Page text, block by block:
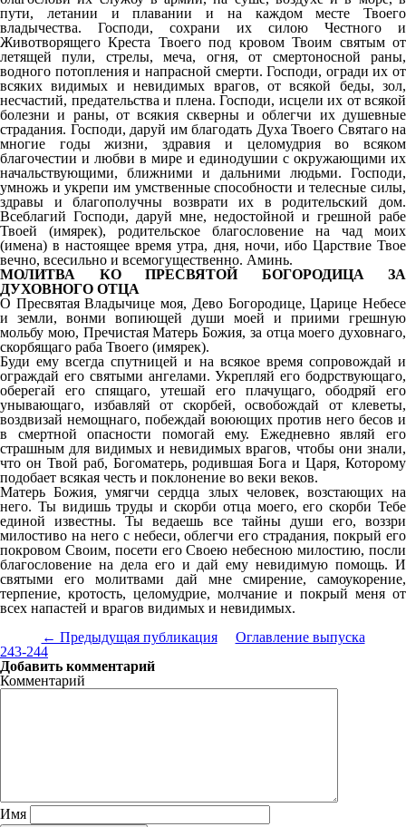
пути, летании и плавании и на каждом месте Твоего
владычества. Господи, сохрани их силою Честного и
Животворящего Креста Твоего под кровом Твоим святым от
летящей пули, стрелы, меча, огня, от смертоносной раны,
водного потопления и напрасной смерти. Господи, огради их от
всяких видимых и невидимых врагов, от всякой беды, зол,
несчастий, предательства и плена. Господи, исцели их от всякой
болезни и раны, от всякия скверны и облегчи их душевные
страдания. Господи, даруй им благодать Духа Твоего Святаго на
многие годы жизни, здравия и целомудрия во всяком
благочестии и любви в мире и единодушии с окружающими их
начальствующими, ближними и дальними людьми. Господи,
умножь и укрепи им умственные способности и телесные силы,
здравы и благополучны возврати их в родительский дом.
Всеблагий Господи, даруй мне, недостойной и грешной рабе
Твоей (имярек), родительское благословение на чад моих
(имена) в настоящее время утра, дня, ночи, ибо Царствие Твое
вечно, всесильно и всемогущественно. Аминь.
МОЛИТВА КО ПРЕСВЯТОЙ БОГОРОДИЦА ЗА
ДУХОВНОГО ОТЦА
О Пресвятая Владычице моя, Дево Богородице, Царице Небесе
и земли, вонми вопиющей души моей и приими грешную
мольбу мою, Пречистая Матерь Божия, за отца моего духовнаго,
скорбящаго раба Твоего (имярек).
Буди ему всегда спутницей и на всякое время сопровождай и
ограждай его святыми ангелами. Укрепляй его бодрствующаго,
оберегай его спящаго, утешай его плачущаго, ободряй его
унывающаго, избавляй от скорбей, освобождай от клеветы,
воздвизай немощнаго, побеждай воюющих против него бесов и
в смертной опасности помогай ему. Ежедневно являй его
страшным для видимых и невидимых врагов, чтобы они знали,
что он Твой раб, Богоматерь, родившая Бога и Царя, Которому
подобает всякая честь и поклонение во веки веков.
Матерь Божия, умягчи сердца злых человек, возстающих на
него. Ты видишь труды и скорби отца моего, его скорби Тебе
единой известны. Ты ведаешь все тайны души его, воззри
милостиво на него с небеси, облегчи его страдания, покрый его
покровом Своим, посети его Своею небесною милостию, посли
благословение на дела его и дай ему невидимую помощь. И
святыми его молитвами дай мне смирение, самоукорение,
терпение, кротость, целомудрие, молчание и покрый меня от
всех напастей и врагов видимых и невидимых.
← Предыдущая публикация
Оглавление выпуска
243-244
Добавить комментарий
Комментарий
Имя